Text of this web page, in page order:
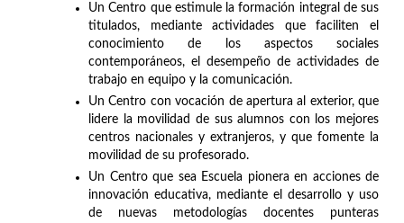
Un Centro que estimule la formación integral de sus
titulados, mediante actividades que faciliten el
conocimiento de los aspectos sociales
contemporáneos, el desempeño de actividades de
trabajo en equipo y la comunicación.
Un Centro con vocación de apertura al exterior, que
lidere la movilidad de sus alumnos con los mejores
centros nacionales y extranjeros, y que fomente la
movilidad de su profesorado.
Un Centro que sea Escuela pionera en acciones de
innovación educativa, mediante el desarrollo y uso
de nuevas metodologías docentes punteras